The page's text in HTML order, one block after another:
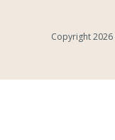
Copyright 2026